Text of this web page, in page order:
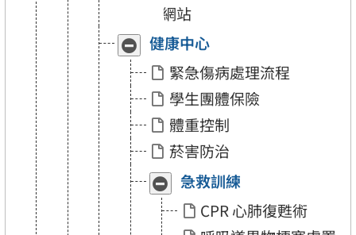
網站
收
合
「健
中
心」
展
開
「健
中
心」
健康中心
緊急傷病處理流程
學生團體保險
體重控制
菸害防治
收
合
「急
展
開
「急
急救訓練
CPR 心肺復甦術